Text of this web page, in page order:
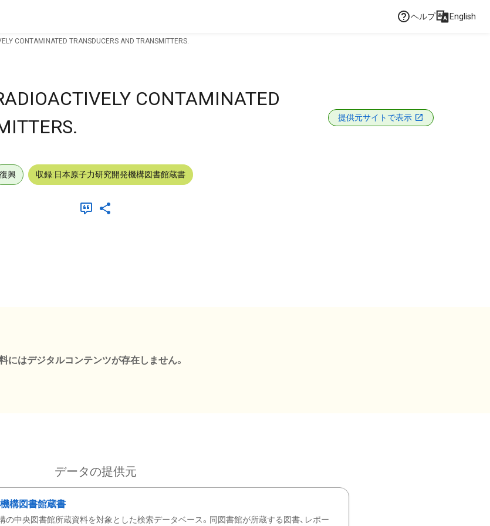
ヘルプ English
CONTAMINATED TRANSDUCERS AND TRANSMITTERS.
CONTAMINATED
提供元サイトで表示
復興 収録:日本原子力研究開発機構図書館蔵書
にはデジタルコンテンツが存在しません。
データの提供元
構図書館蔵書
の中央図書館所蔵資料を対象とした検索データベース。同図書館が所蔵する図書、レポー